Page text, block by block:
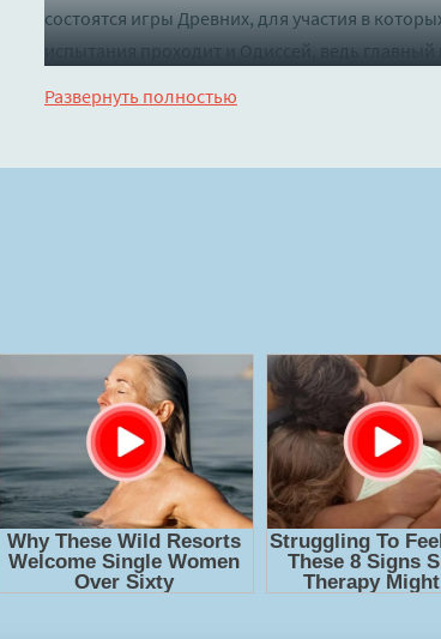
состоятся игры Древних, для участия в
испытания проходит и Одиссей, ведь главный
Развернуть полностью